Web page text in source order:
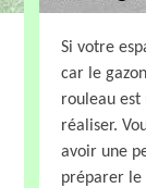
Si votre
car le
rouleau est
réaliser.
avoir une
préparer le